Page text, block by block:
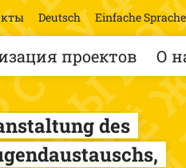
проектов О
Deutsch Einfache Sprache
des